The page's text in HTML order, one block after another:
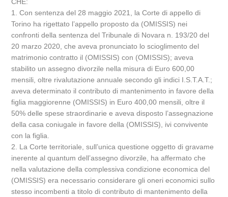
1. Con sentenza del 28 maggio 2021, la Corte di appello di
Torino ha rigettato l’appello proposto da (OMISSIS) nei
confronti della sentenza del Tribunale di Novara n. 193/20 del
20 marzo 2020, che aveva pronunciato lo scioglimento del
matrimonio contratto il (OMISSIS) con (OMISSIS); aveva
stabilito un assegno divorzile nella misura di Euro 600,00
mensili, oltre rivalutazione annuale secondo gli indici I.S.T.A.T.;
aveva determinato il contributo di mantenimento in favore della
figlia maggiorenne (OMISSIS) in Euro 400,00 mensili, oltre il
50% delle spese straordinarie e aveva disposto l’assegnazione
della casa coniugale in favore della (OMISSIS), ivi convivente
con la figlia.
2. La Corte territoriale, sull’unica questione oggetto di gravame
inerente al quantum dell’assegno divorzile, ha affermato che
nella valutazione della complessiva condizione economica del
(OMISSIS) era necessario considerare gli oneri economici sullo
stesso incombenti a titolo di contributo di mantenimento della